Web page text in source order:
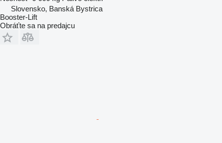
Slovensko, Banská Bystrica
Booster-Lift
Obráťte sa na predajcu